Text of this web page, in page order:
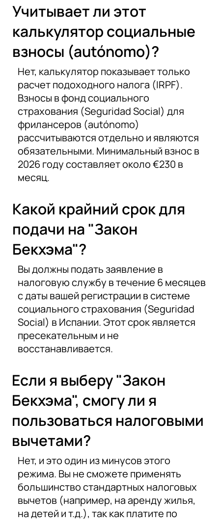
Учитывает ли этот
калькулятор социальные
взносы (autónomo)?
Нет, калькулятор показывает только
расчет подоходного налога (IRPF).
Взносы в фонд социального
страхования (Seguridad Social) для
фрилансеров (autónomo)
рассчитываются отдельно и являются
обязательными. Минимальный взнос в
2026 году составляет около €230 в
месяц.
Какой крайний срок для
подачи на "Закон
Бекхэма"?
Вы должны подать заявление в
налоговую службу в течение 6 месяцев
с даты вашей регистрации в системе
социального страхования (Seguridad
Social) в Испании. Этот срок является
пресекательным и не
восстанавливается.
Если я выберу "Закон
Бекхэма", смогу ли я
пользоваться налоговыми
вычетами?
Нет, и это один из минусов этого
режима. Вы не сможете применять
большинство стандартных налоговых
вычетов (например, на аренду жилья,
на детей и т.д.), так как платите по